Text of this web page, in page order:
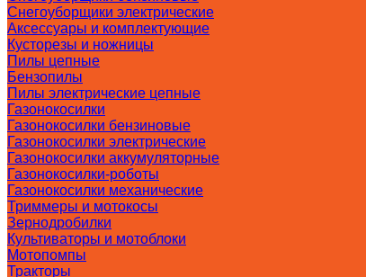
Снегоуборщики электрические
Аксессуары и комплектующие
Кусторезы и ножницы
Пилы цепные
Бензопилы
Пилы электрические цепные
Газонокосилки
Газонокосилки бензиновые
Газонокосилки электрические
Газонокосилки аккумуляторные
Газонокосилки-роботы
Газонокосилки механические
Триммеры и мотокосы
Зернодробилки
Культиваторы и мотоблоки
Мотопомпы
Тракторы